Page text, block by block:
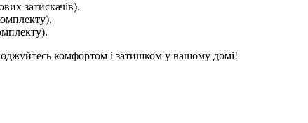
затискачів).
комфортом і затишком у вашому домі!